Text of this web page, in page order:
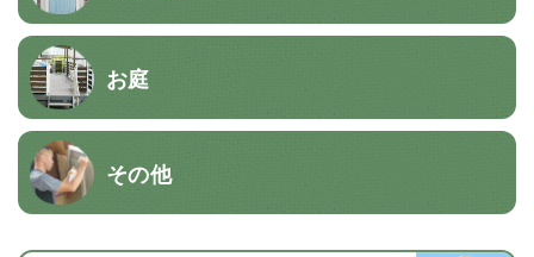
お庭
その他